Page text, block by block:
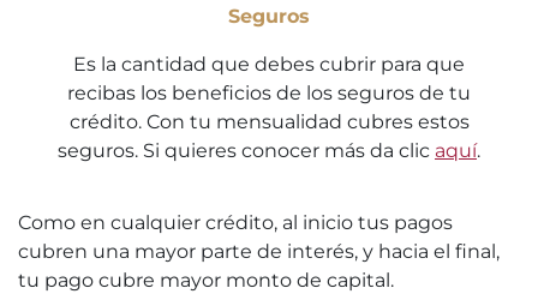
Seguros
Es la cantidad que debes cubrir para que
recibas los beneficios de los seguros de tu
crédito. Con tu mensualidad cubres estos
seguros. Si quieres conocer más da clic aquí.
Como en cualquier crédito, al inicio tus pagos
cubren una mayor parte de interés, y hacia el final,
tu pago cubre mayor monto de capital.